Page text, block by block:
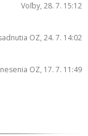
Voľby, 28. 7. 15:12
OZ, 24. 7. 14:02
OZ, 17. 7. 11:49